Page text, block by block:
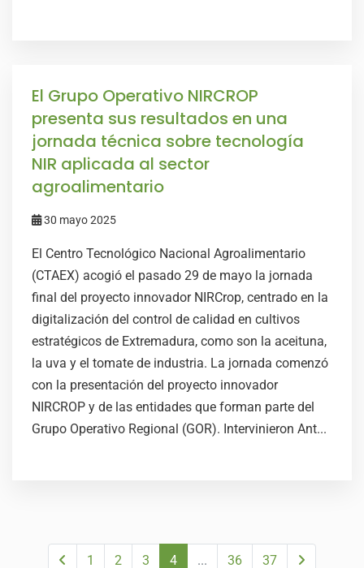
El Grupo Operativo NIRCROP
presenta sus resultados en una
jornada técnica sobre tecnología
NIR aplicada al sector
agroalimentario
30 mayo 2025
El Centro Tecnológico Nacional Agroalimentario
(CTAEX) acogió el pasado 29 de mayo la jornada
final del proyecto innovador NIRCrop, centrado en la
digitalización del control de calidad en cultivos
estratégicos de Extremadura, como son la aceituna,
la uva y el tomate de industria. La jornada comenzó
con la presentación del proyecto innovador
NIRCROP y de las entidades que forman parte del
Grupo Operativo Regional (GOR). Intervinieron Ant...
1 2 3 4 ... 36 37